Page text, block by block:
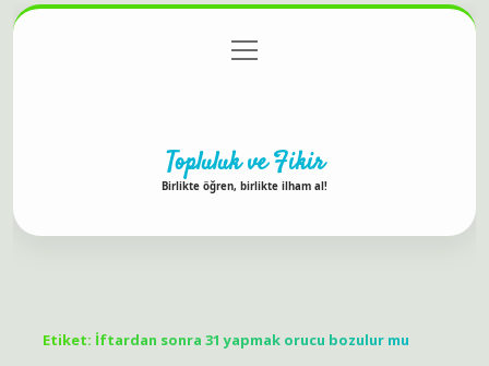
Gizlilik Politikası
menüyü
aç
Topluluk ve Fikir
Birlikte öğren, birlikte ilham al!
Etiket: İftardan sonra 31 yapmak orucu bozulur mu